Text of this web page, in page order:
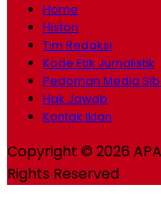
Home
Histori
Tim Redaksi
Kode Etik Jurnalistik
Pedoman Media
Hak Jawab
Kontak Iklan
Copyright © 2026
Rights Reserved